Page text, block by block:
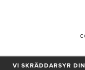
VI SKRÄDDARSYR